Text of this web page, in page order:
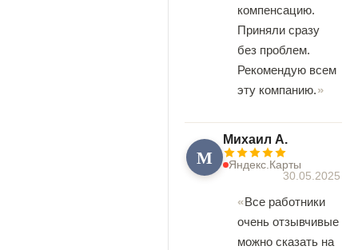
компенсацию.
Приняли сразу
без проблем.
Рекомендую всем
эту компанию.
М
Михаил А.
Яндекс.Карты
30.05.2025
Все работники
очень отзывчивые
можно сказать на